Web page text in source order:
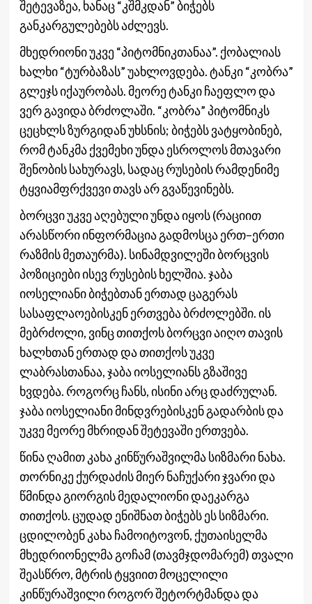
შეტევაზეა, ხანაც “კშმკდან” ბიჭებს
განკარგულებებს აძლევს.
მხედრიონი უკვე “პიტომნიკთანაა”. ქობალიას
ხალხი “ტურბაზას” უახლოვდება. ტანკი “კობრა”
გლეჯს იქაურობას. მეორე ტანკი ჩაეფლო და
ვერ გავიდა ბრძოლაში. “კობრა” პიტომნიკს
ცეცხლს ზურგიდან უხსნის; ბიჭებს ვატყობინებ,
რომ ტანკმა ქვემეხი უნდა ესროლოს მთავარი
შენობის სახურავს, სადაც რუსების რამდენიმე
ტყვიამფრქვევი თავს არ გვაწევინებს.
ბორცვი უკვე აღებული უნდა იყოს (რაციით
არასწორი ინფორმაცია გადმოსცა ერთ–ერთი
რაზმის მეთაურმა). სინამდვილეში ბორცვის
პოზიციები ისევ რუსების ხელშია. ჯაბა
იოსელიანი ბიჭებთან ერთად ცაგერას
სასაფლაოებისკენ ერთვება ბრძოლებში. ის
მებრძოლი, ვინც თითქოს ბორცვი აიღო თავის
ხალხთან ერთად და თითქოს უკვე
ლაბრასთანაა, ჯაბა იოსელიანს გზაშივე
ხვდება. როგორც ჩანს, ისინი არც დაძრულან.
ჯაბა იოსელიანი მინდვრებისკენ გადარბის და
უკვე მეორე მხრიდან შეტევაში ერთვება.
წინა ღამით კახა კინწურაშვილმა სიზმარი ნახა.
თორნიკე ქურდაძის მიერ ნაჩუქარი ჯვარი და
წმინდა გიორგის მედალიონი დაეკარგა
თითქოს. ცუდად ენიშნათ ბიჭებს ეს სიზმარი.
ცდილობენ კახა ჩამოიტოვონ, ქუთაისელმა
მხედრიონელმა გოჩამ (თავმჯდომარემ) თვალი
შეასწრო, მტრის ტყვიით მოცელილი
კინწურაშვილი როგორ შეტორტმანდა და